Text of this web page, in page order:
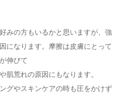
みの方もいるかと思いますが、強
になります。摩擦は皮膚にとって
伸びて
肌荒れの原因にもなります。
グやスキンケアの時も圧をかけず